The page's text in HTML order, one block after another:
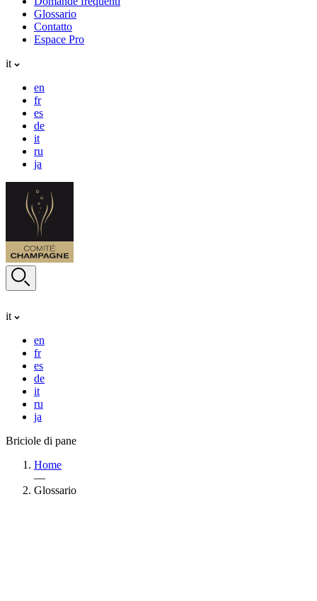
Glossario
Contatto
Espace Pro
it
en
fr
es
de
it
ru
ja
it
en
fr
es
de
it
ru
ja
Briciole di pane
Home
—
Glossario